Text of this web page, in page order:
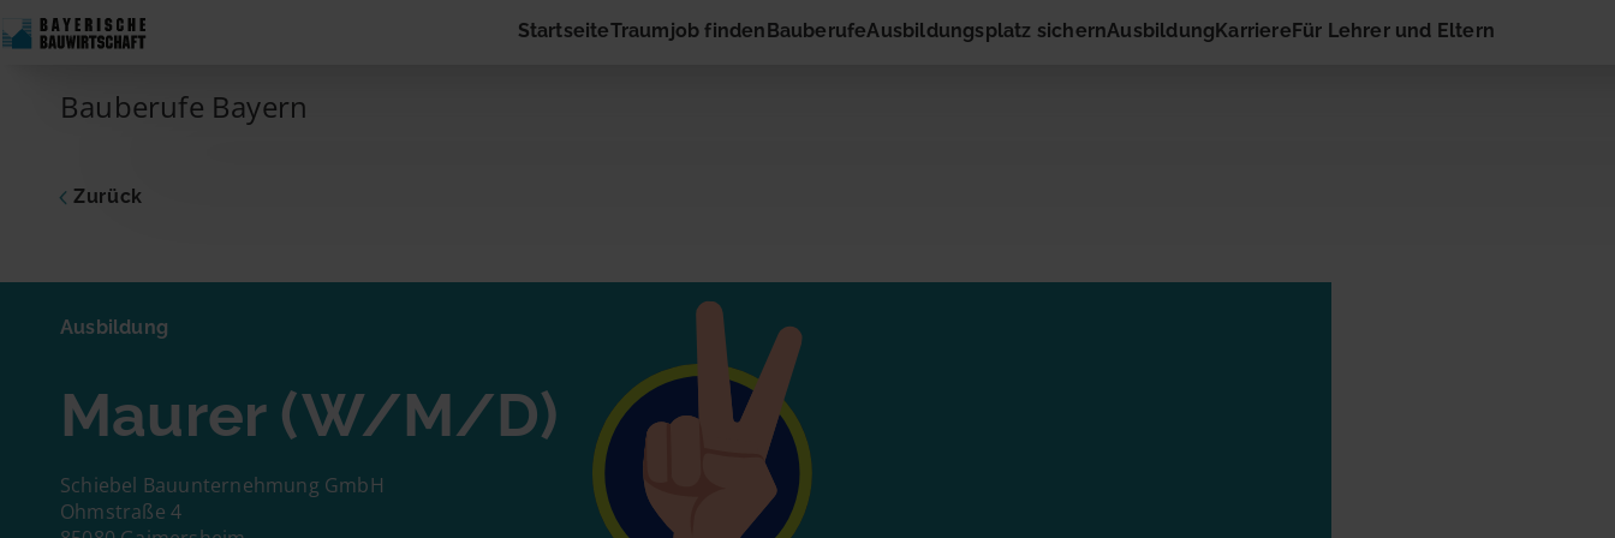
Skip to content StartseiteTraumjob findenBauberufeAusbildungsplatz sichernAusbildungKarriereFür Lehrer und Eltern
Bauberufe Bayern
Zurück
Ausbildung
Maurer (W/M/D)
Schiebel Bauunternehmung GmbH
Ohmstraße 4
Dich interessiert die vorgeschlagene Stelle? Dann nimm gleich hier Kontakt
zum Unternehmen auf! Du musst nur Deinen Namen und Deine E-Mail-
Adresse eingeben. Schon geht es los!